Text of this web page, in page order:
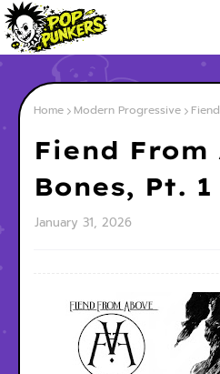
Home Modern Progressive
Fiend From
Bones, Pt. 1
January 31, 2026